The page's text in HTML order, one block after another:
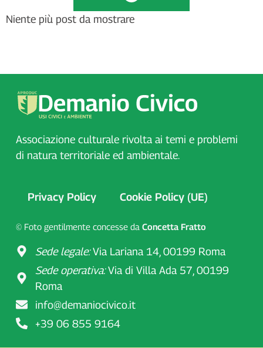
Niente più post da mostrare
Associazione culturale rivolta ai temi e problemi
di natura territoriale ed ambientale.
Privacy Policy Cookie Policy (UE)
© Foto gentilmente concesse da Concetta Fratto
Sede legale:Via Lariana 14, 00199 Roma
Sede operativa:Via di Villa Ada 57, 00199
Roma
info@demaniocivico.it
+39 06 855 9164